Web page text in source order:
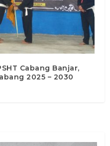
Cabang Banjar,
2025 – 2030